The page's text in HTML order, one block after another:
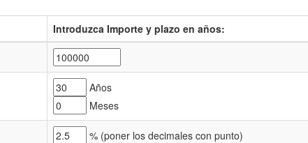
Introduzca Importe y plazo en años:
Años
Meses
% (poner los decimales con punto)